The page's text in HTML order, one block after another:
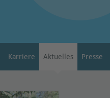
Karriere Aktuelles Presse